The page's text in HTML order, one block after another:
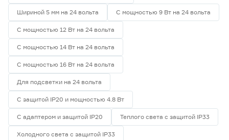
Шириной 5 мм на 24 вольта С мощностью 9 Вт на 24 вольта
С мощностью 12 Вт на 24 вольта
С мощностью 14 Вт на 24 вольта
С мощностью 16 Вт на 24 вольта
Для подсветки на 24 вольта
С защитой IP20 и мощностью 4.8 Вт
С адаптером и защитой IP20 Теплого света с защитой IP33
Холодного света с защитой IP33